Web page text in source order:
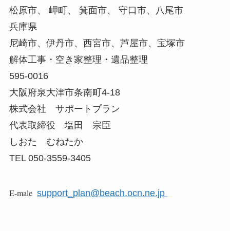
松原市、 岬町、 箕面市、 守口市、八尾市
兵庫県
尼崎市、伊丹市、西宮市、芦屋市、宝塚市
解体工事・空き家整理・遺品整理
595-0016
大阪府泉大津市条南町4-18
株式会社 サポートプラン
代表取締役 塩田 宗臣
しおた むねたか
TEL 050-3559-3405
E-male support_plan@beach.ocn.ne.jp